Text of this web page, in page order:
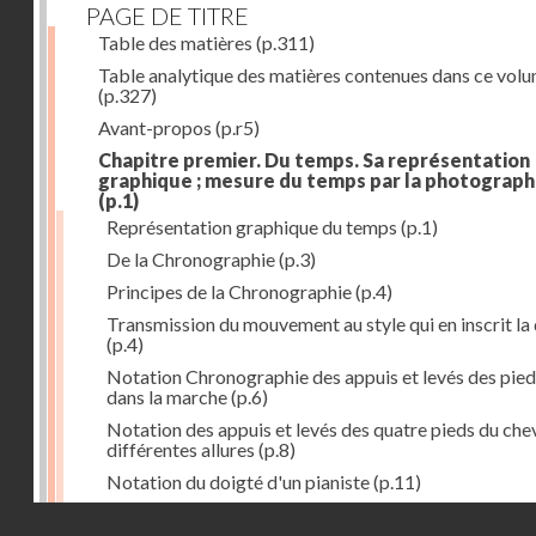
PAGE DE TITRE
Table des matières (p.311)
Table analytique des matières contenues dans ce
(p.327)
Avant-propos (p.r5)
Chapitre premier. Du temps. Sa représentation
graphique ; mesure du temps par la
(p.1)
Représentation graphique du temps (p.1)
De la Chronographie(p.3)
Principes de la Chronographie(p.4)
Transmission du mouvement au style qui en inscrit la
(p.4)
Notation Chronographie des appuis et levés des
dans la marche(p.6)
Notation des appuis et levés des quatre pieds du
différentes allures (p.8)
Notation du doigté d'un pianiste(p.11)